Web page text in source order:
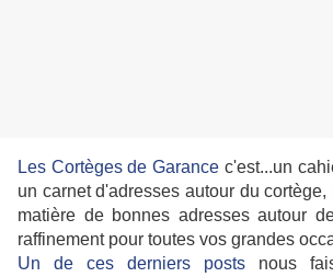
Les Cortèges de Garance c'est...un
un carnet d'adresses autour du
matière de bonnes adresses autour
raffinement pour toutes vos grandes
Un de ces derniers posts nous